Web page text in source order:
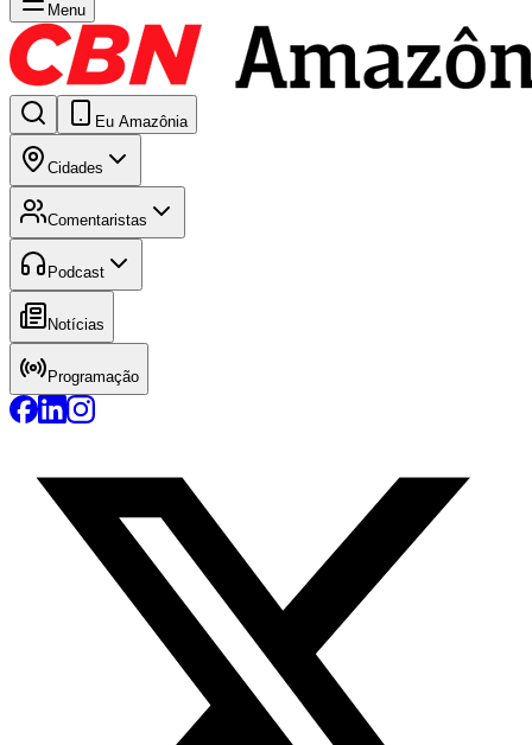
Menu
Eu Amazônia
Cidades
Comentaristas
Podcast
Notícias
Programação